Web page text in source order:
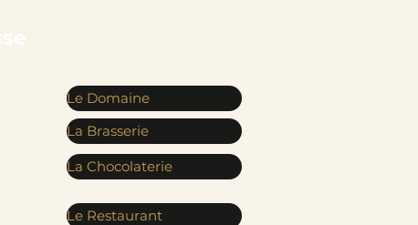
Le Domaine
La Brasserie
La Chocolaterie
Le Restaurant